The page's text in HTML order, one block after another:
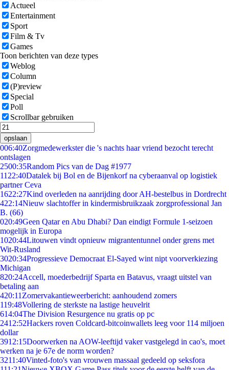
Actueel
Entertainment
Sport
Film & Tv
Games
Toon berichten van deze types
Weblog
Column
(P)review
Special
Poll
Scrollbar gebruiken
opslaan
006:40Zorgmedewerkster die 's nachts haar vriend bezocht terecht
ontslagen
2500:35Random Pics van de Dag #1977
11 22:40Datalek bij Bol en de Bijenkorf na cyberaanval op logistiek
partner Ceva
1622:27Kind overleden na aanrijding door AH-bestelbus in Dordrecht
422:14Nieuw slachtoffer in kindermisbruikzaak zorgprofessional Jan
B. (66)
020:49Geen Qatar en Abu Dhabi? Dan eindigt Formule 1-seizoen
mogelijk in Europa
1020:44Litouwen vindt opnieuw migrantentunnel onder grens met
Wit-Rusland
3020:34Progressieve Democraat El-Sayed wint nipt voorverkiezing
Michigan
820:24Accell, moederbedrijf Sparta en Batavus, vraagt uitstel van
betaling aan
420:11 Zomervakantieweerbericht: aanhoudend zomers
119:48Vollering de sterkste na lastige heuvelrit
614:04The Division Resurgence nu gratis op pc
2412:52Hackers roven Coldcard-bitcoinwallets leeg voor 114 miljoen
dollar
3912:15Doorwerken na AOW-leeftijd vaker vastgelegd in cao's, moet
werken na je 67e de norm worden?
3211:40Vinted-foto's van vrouwen massaal gedeeld op seksfora